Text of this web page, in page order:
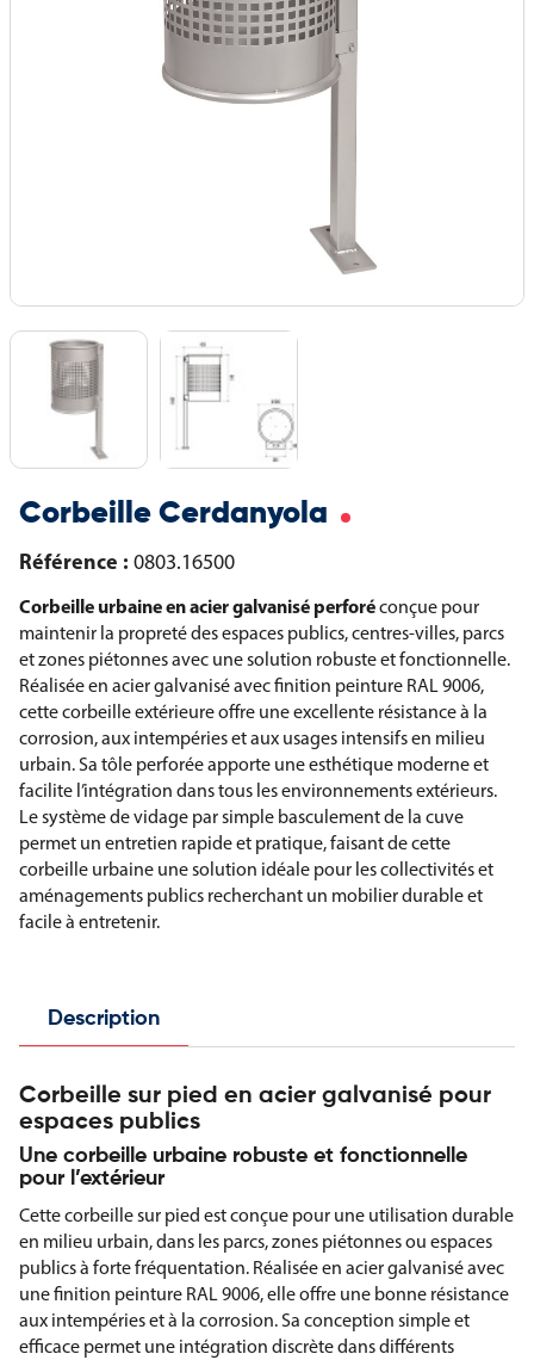
Corbeille Cerdanyola
Référence : 0803.16500
Corbeille urbaine en acier galvanisé perforéconçue pour
maintenir la propreté des espaces publics, centres-villes, parcs
et zones piétonnes avec une solution robuste et fonctionnelle.
Réalisée en acier galvanisé avec finition peinture RAL 9006,
cette corbeille extérieure offre une excellente résistance à la
corrosion, aux intempéries et aux usages intensifs en milieu
urbain. Sa tôle perforée apporte une esthétique moderne et
facilite l’intégration dans tous les environnements extérieurs.
Le système de vidage par simple basculement de la cuve
permet un entretien rapide et pratique, faisant de cette
corbeille urbaine une solution idéale pour les collectivités et
aménagements publics recherchant un mobilier durable et
facile à entretenir.
Description
Corbeille sur pied en acier galvanisé pour
espaces publics
Une corbeille urbaine robuste et fonctionnelle
pour l’extérieur
Cette corbeille sur pied est conçue pour une utilisation durable
en milieu urbain, dans les parcs, zones piétonnes ou espaces
publics à forte fréquentation. Réalisée en acier galvanisé avec
une finition peinture RAL 9006, elle offre une bonne résistance
aux intempéries et à la corrosion. Sa conception simple et
efficace permet une intégration discrète dans différents